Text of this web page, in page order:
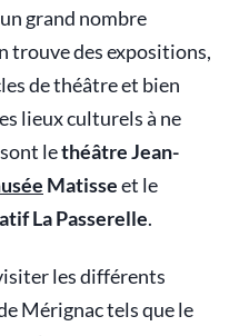
grand nombre
trouve des expositions,
de théâtre et bien
lieux culturels à ne
lethéâtre Jean-
Matisseet le
La Passerelle.
les différents
Mérignac tels que le